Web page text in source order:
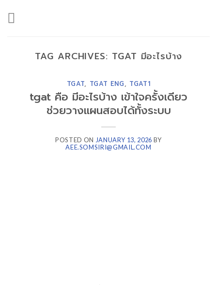
to
TAG ARCHIVES: TGAT มีอะไรบ้าง
TGAT, TGAT ENG, TGAT1
tgat คือ มีอะไรบ้าง เข้าใจครั้งเดียว
ช่วยวางแผนสอบได้ทั้งระบบ
POSTED ON JANUARY 13, 2026 BY
AEE.SOMSIRI@GMAIL.COM